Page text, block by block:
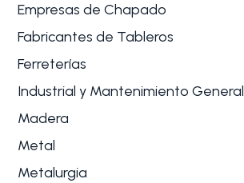
Empresas de Chapado
Fabricantes de Tableros
Ferreterías
Industrial y Mantenimiento General
Madera
Metal
Metalurgia